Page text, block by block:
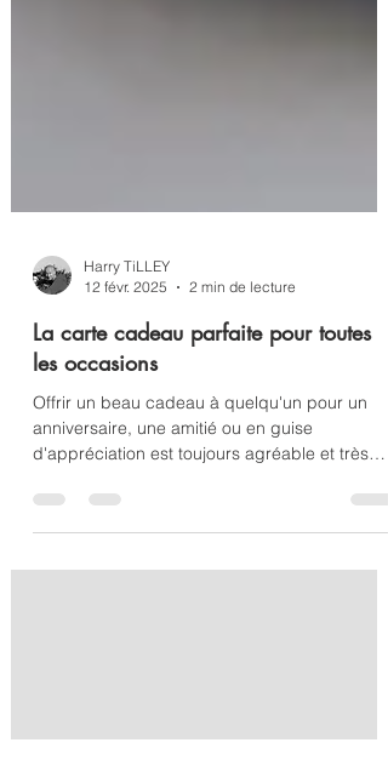
Harry TiLLEY
12 févr. 2025
2 min de lecture
La carte cadeau parfaite pour toutes
les occasions
Offrir un beau cadeau à quelqu'un pour un
anniversaire, une amitié ou en guise